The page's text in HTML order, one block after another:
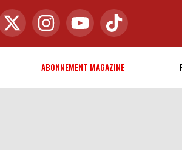
ABONNEMENT MAGAZINE